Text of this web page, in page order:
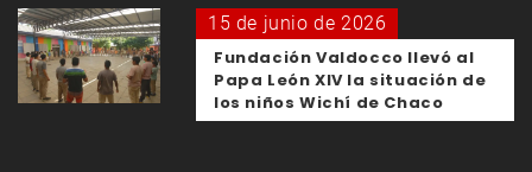
15 de junio de 2026
Fundación Valdocco llevó al
Papa León XIV la situación de
los niños Wichí de Chaco